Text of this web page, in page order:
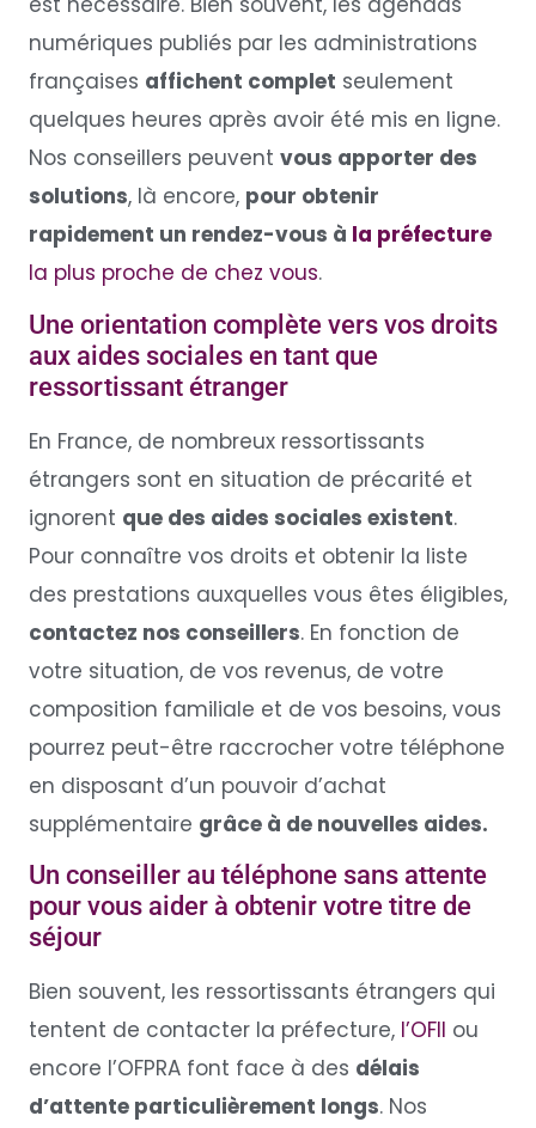
numériques publiés par les administrations
françaises affichent complet seulement
quelques heures après avoir été mis en ligne.
Nos conseillers peuvent vous apporter des
solutions, là encore, pour obtenir
rapidement un rendez-vous à la préfecture
la plus proche de chez vous.
Une orientation complète vers vos droits
aux aides sociales en tant que
ressortissant étranger
En France, de nombreux ressortissants
étrangers sont en situation de précarité et
ignorent que des aides sociales existent.
Pour connaître vos droits et obtenir la liste
des prestations auxquelles vous êtes éligibles,
contactez nos conseillers. En fonction de
votre situation, de vos revenus, de votre
composition familiale et de vos besoins, vous
pourrez peut-être raccrocher votre téléphone
en disposant d’un pouvoir d’achat
supplémentaire grâce à de nouvelles aides.
Un conseiller au téléphone sans attente
pour vous aider à obtenir votre titre de
séjour
Bien souvent, les ressortissants étrangers qui
tentent de contacter la préfecture, l’OFII ou
encore l’OFPRA font face à des délais
d’attente particulièrement longs. Nos